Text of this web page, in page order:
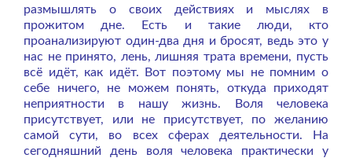
размышлять о своих действиях и мыслях в
прожитом дне. Есть и такие люди, кто
проанализируют один-два дня и бросят, ведь это у
нас не принято, лень, лишняя трата времени, пусть
всё идёт, как идёт. Вот поэтому мы не помним о
себе ничего, не можем понять, откуда приходят
неприятности в нашу жизнь. Воля человека
присутствует, или не присутствует, по желанию
самой сути, во всех сферах деятельности. На
сегодняшний день воля человека практически у